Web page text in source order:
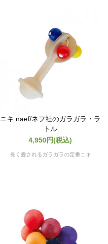
ニキ naef/ネフ社のガラガラ・ラ
トル
4,950円(税込)
長く愛されるガラガラの定番ニキ